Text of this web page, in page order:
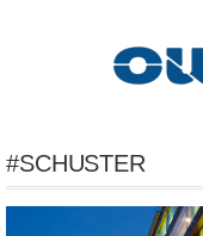
#SCHUSTER